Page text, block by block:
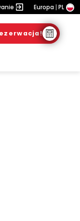
Europa PL
6. sierpnia 2026
20. lipca 2026
10. lipca 2026